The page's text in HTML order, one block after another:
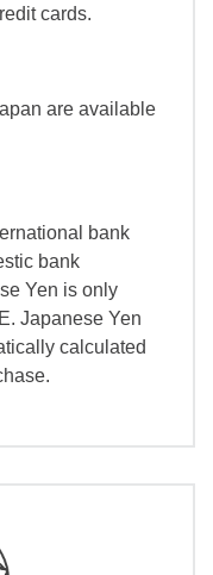
cards.
are available
bank
bank
Yen is only
Japanese Yen
calculated